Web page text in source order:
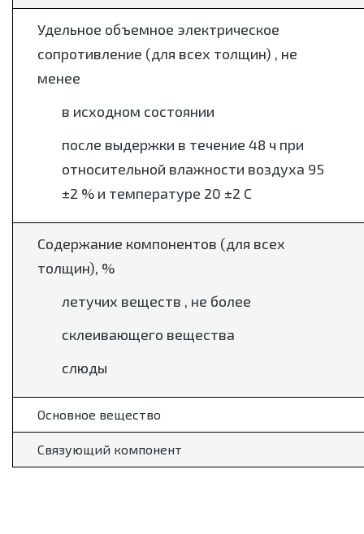
Удельное объемное электрическое
сопротивление (для всех толщин) , не
менее
в исходном состоянии
после выдержки в течение 48 ч при
относительной влажности воздуха 95
±2 % и температуре 20 ±2 С
Содержание компонентов (для всех
толщин), %
летучих веществ , не более
склеивающего вещества
слюды
Основное вещество
Связующий компонент